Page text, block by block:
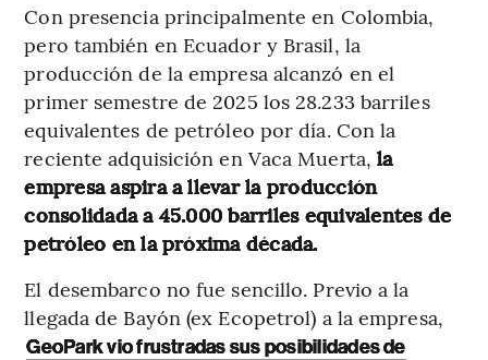
Con presencia principalmente en Colombia,
pero también en Ecuador y Brasil, la
producción de la empresa alcanzó en el
primer semestre de 2025 los 28.233 barriles
equivalentes de petróleo por día. Con la
reciente adquisición en Vaca Muerta,la
empresa aspira a llevar la producción
consolidada a 45.000 barriles equivalentes de
petróleo en la próxima década.
El desembarco no fue sencillo. Previo a la
llegada de Bayón (ex Ecopetrol) a la empresa,
GeoPark vio frustradas sus posibilidades de